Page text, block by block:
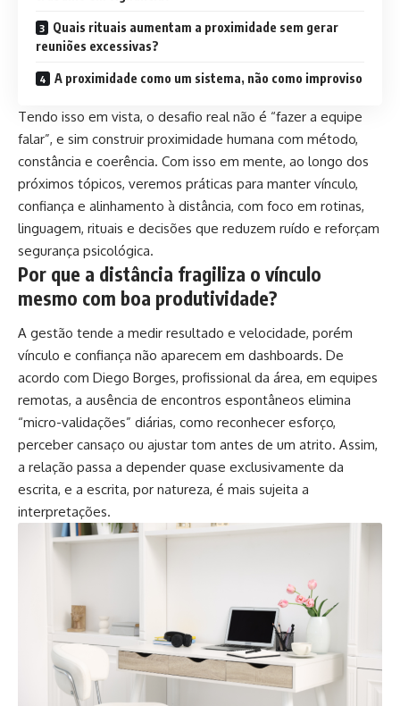
Quais rituais aumentam a proximidade sem gerar
reuniões excessivas?
A proximidade como um sistema, não como improviso
Tendo isso em vista, o desafio real não é “fazer a equipe
falar”, e sim construir proximidade humana com método,
constância e coerência. Com isso em mente, ao longo dos
próximos tópicos, veremos práticas para manter vínculo,
confiança e alinhamento à distância, com foco em rotinas,
linguagem, rituais e decisões que reduzem ruído e reforçam
segurança psicológica.
Por que a distância fragiliza o vínculo
mesmo com boa produtividade?
A gestão tende a medir resultado e velocidade, porém
vínculo e confiança não aparecem em dashboards. De
acordo com Diego Borges, profissional da área, em equipes
remotas, a ausência de encontros espontâneos elimina
“micro-validações” diárias, como reconhecer esforço,
perceber cansaço ou ajustar tom antes de um atrito. Assim,
a relação passa a depender quase exclusivamente da
escrita, e a escrita, por natureza, é mais sujeita a
interpretações.